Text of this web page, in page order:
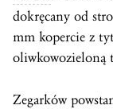
dokręcany od
mm kopercie z
oliwkowozieloną
Zegarków